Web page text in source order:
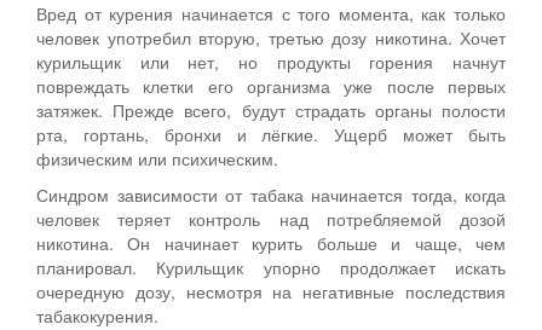
Вред от курения начинается с того момента, как только
человек употребил вторую, третью дозу никотина. Хочет
курильщик или нет, но продукты горения начнут
повреждать клетки его организма уже после первых
затяжек. Прежде всего, будут страдать органы полости
рта, гортань, бронхи и лёгкие. Ущерб может быть
физическим или психическим.
Синдром зависимости от табака начинается тогда, когда
человек теряет контроль над потребляемой дозой
никотина. Он начинает курить больше и чаще, чем
планировал. Курильщик упорно продолжает искать
очередную дозу, несмотря на негативные последствия
табакокурения.